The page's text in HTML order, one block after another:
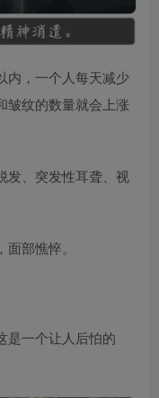
内，一个人每天减少
皱纹的数量就会上涨
发、突发性耳聋、视
部憔悴。
是一个让人后怕的